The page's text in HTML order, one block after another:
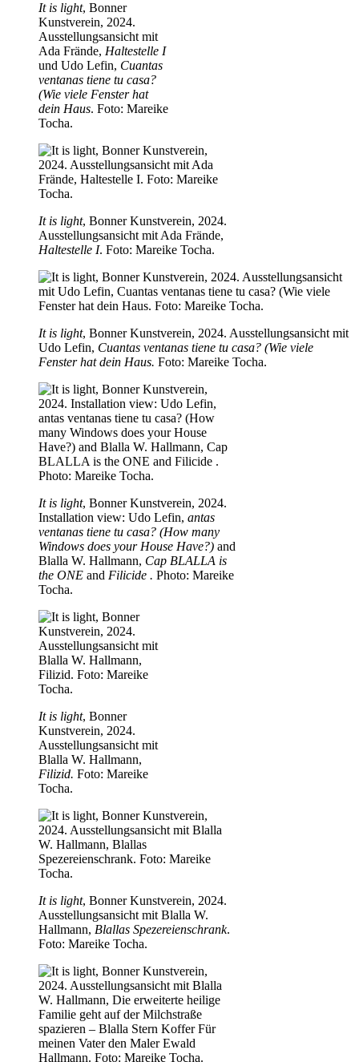
It is light, Bonner
Kunstverein, 2024.
Ausstellungsansicht mit
Ada Frände, Haltestelle I
und Udo Lefin, Cuantas
ventanas tiene tu casa?
(Wie viele Fenster hat
dein Haus. Foto: Mareike
Tocha.
It is light, Bonner Kunstverein, 2024.
Ausstellungsansicht mit Ada Frände,
Haltestelle I. Foto: Mareike Tocha.
It is light, Bonner Kunstverein, 2024. Ausstellungsansicht mit
Udo Lefin, Cuantas ventanas tiene tu casa? (Wie viele
Fenster hat dein Haus. Foto: Mareike Tocha.
It is light, Bonner Kunstverein, 2024.
Installation view: Udo Lefin, antas
ventanas tiene tu casa? (How many
Windows does your House Have?) and
Blalla W. Hallmann, Cap BLALLA is
the ONE and Filicide . Photo: Mareike
Tocha.
It is light, Bonner
Kunstverein, 2024.
Ausstellungsansicht mit
Blalla W. Hallmann,
Filizid. Foto: Mareike
Tocha.
It is light, Bonner Kunstverein, 2024.
Ausstellungsansicht mit Blalla W.
Hallmann, Blallas Spezereienschrank.
Foto: Mareike Tocha.